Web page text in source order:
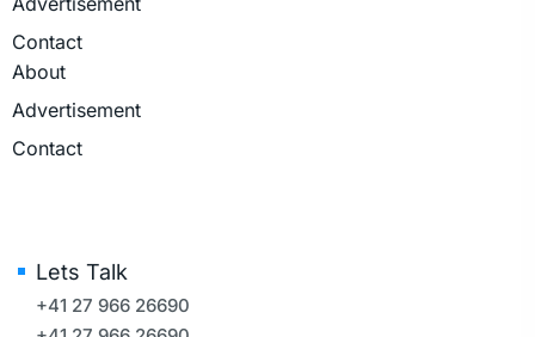
Contact
About
Advertisement
Contact
Lets Talk
+41 27 966 26690